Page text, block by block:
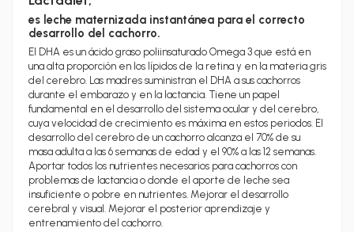
es leche maternizada instantánea para el correcto
desarrollo del cachorro.
El DHA es un ácido graso poliinsaturado Omega 3 que está en
una alta proporción en los lípidos de la retina y en la materia gris
del cerebro. Las madres suministran el DHA a sus cachorros
durante el embarazo y en la lactancia. Tiene un papel
fundamental en el desarrollo del sistema ocular y del cerebro,
cuya velocidad de crecimiento es máxima en estos periodos. El
desarrollo del cerebro de un cachorro alcanza el 70% de su
masa adulta a las 6 semanas de edad y el 90% a las 12 semanas.
Aportar todos los nutrientes necesarios para cachorros con
problemas de lactancia o donde el aporte de leche sea
insuficiente o pobre en nutrientes. Mejorar el desarrollo
cerebral y visual. Mejorar el posterior aprendizaje y
entrenamiento del cachorro.